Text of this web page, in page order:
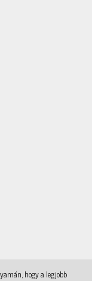
hogy a legjobb